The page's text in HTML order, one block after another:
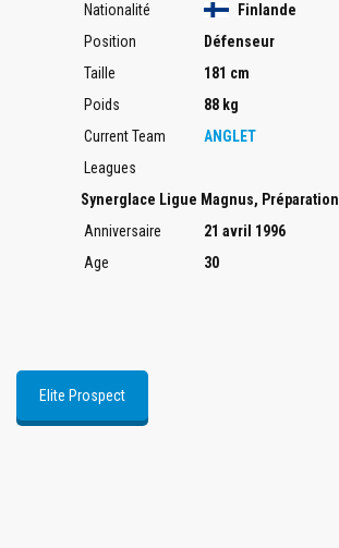
Nationalité
Finlande
Position
Défenseur
Taille
181 cm
Poids
88 kg
Current Team
ANGLET
Leagues
Synerglace Ligue Magnus, Préparation
Anniversaire
21 avril 1996
Age
30
Elite Prospect